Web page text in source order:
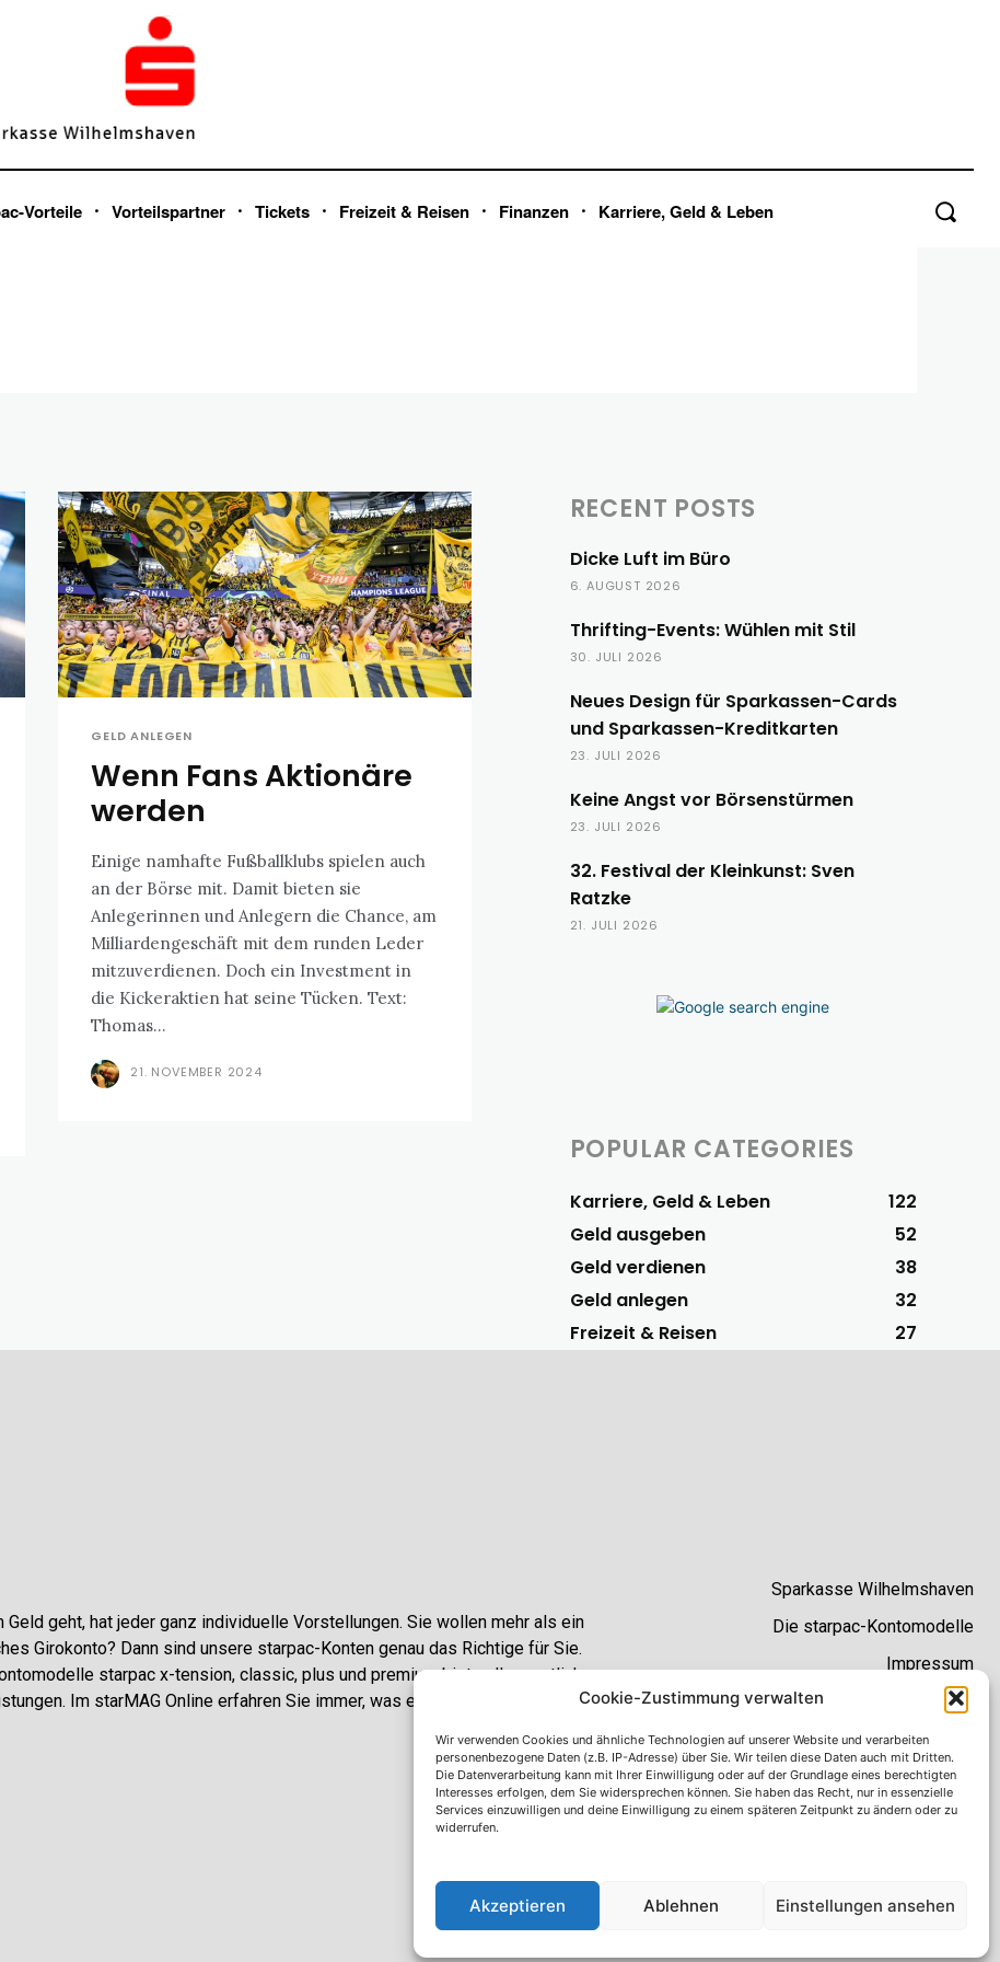
Cookie-Zustimmung verwalten
Wir verwenden Cookies und ähnliche Technologien auf unserer Website und verarbeiten
personenbezogene Daten (z.B. IP-Adresse) über Sie. Wir teilen diese Daten auch mit Dritten.
Die Datenverarbeitung kann mit Ihrer Einwilligung oder auf der Grundlage eines berechtigten
Interesses erfolgen, dem Sie widersprechen können. Sie haben das Recht, nur in essenzielle
Services einzuwilligen und deine Einwilligung zu einem späteren Zeitpunkt zu ändern oder zu
widerrufen.
Akzeptieren Ablehnen Einstellungen ansehen
Vorteile Vorteilspartner Tickets Freizeit & Reisen Finanzen Karriere, Geld & Leben
GELD ANLEGEN
Wenn Fans Aktionäre
werden
Einige namhafte Fußballklubs spielen auch
an der Börse mit. Damit bieten sie
Anlegerinnen und Anlegern die Chance, am
Milliardengeschäft mit dem runden Leder
mitzuverdienen. Doch ein Investment in
die Kickeraktien hat seine Tücken. Text:
Thomas...
21. NOVEMBER 2024
RECENT POSTS
Dicke Luft im Büro
6. AUGUST 2026
Thrifting-Events: Wühlen mit Stil
30. JULI 2026
Neues Design für Sparkassen-Cards
und Sparkassen-Kreditkarten
23. JULI 2026
Keine Angst vor Börsenstürmen
23. JULI 2026
32. Festival der Kleinkunst: Sven
Ratzke
21. JULI 2026
POPULAR CATEGORIES
Karriere, Geld & Leben
122
Geld ausgeben
52
Geld verdienen
38
Geld anlegen
32
Freizeit & Reisen
27
Geld geht, hat jeder ganz individuelle Vorstellungen. Sie wollen mehr als ein
Girokonto? Dann sind unsere starpac-Konten genau das Richtige für Sie.
starpac x-tension, classic, plus und premium bieten Ihnen etliche
Im starMAG Online erfahren Sie immer, was es Neues gibt.
Sparkasse Wilhelmshaven
Die starpac-Kontomodelle
Impressum
Datenschutzhinweise
Erklärung zur Barrierefreiheit